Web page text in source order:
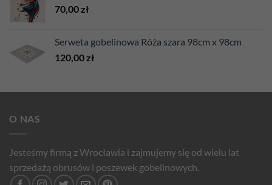
70,00 zł
Serweta gobelinowa Róża szara 98cm x 98cm
120,00 zł
O NAS
Jesteśmy firmą z Wrocławia i zajmujemy się od wielu lat
sprzedażą obrusów i poszewek gobelinowych.